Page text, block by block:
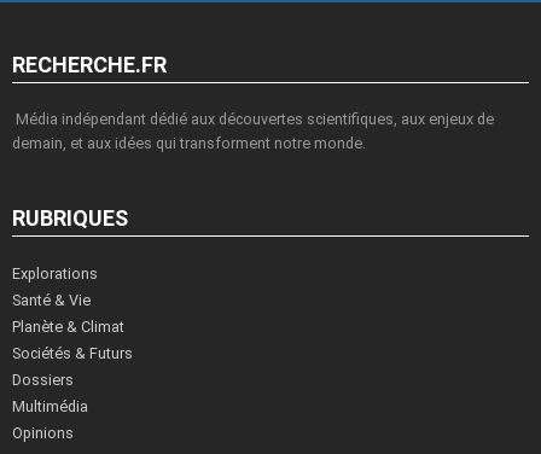
RECHERCHE.FR
Média indépendant dédié aux découvertes scientifiques, aux enjeux de
demain, et aux idées qui transforment notre monde.
RUBRIQUES
Explorations
Santé & Vie
Planète & Climat
Sociétés & Futurs
Dossiers
Multimédia
Opinions